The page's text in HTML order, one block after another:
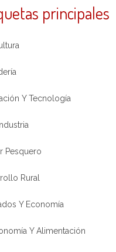
principales
Y Tecnología
Pesquero
Rural
Y Economía
Y Alimentación